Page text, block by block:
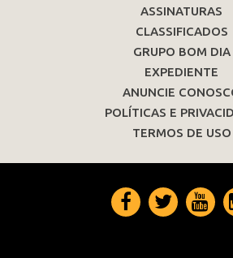
ASSINATURAS
CLASSIFICADOS
GRUPO BOM DIA
EXPEDIENTE
ANUNCIE
POLÍTICAS E
TERMOS DE USO